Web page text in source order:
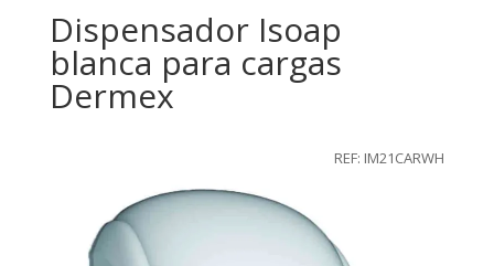
Dispensador Isoap
blanca para cargas
Dermex
REF: IM21CARWH